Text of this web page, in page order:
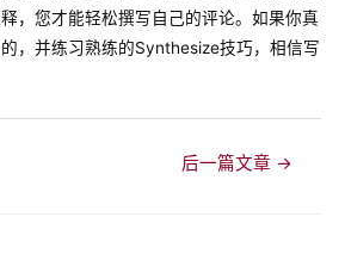
，您才能轻松撰写自己的评论。如果你真
，并练习熟练的Synthesize技巧，相信写
后一篇文章 →